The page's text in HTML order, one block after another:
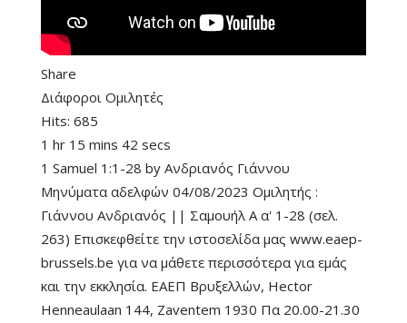
Share
Διάφοροι Ομιλητές
Hits: 685
1 hr 15 mins 42 secs
1 Samuel 1:1-28 by Ανδριανός Γιάννου
Μηνύματα αδελφών 04/08/2023 Ομιλητής :
Γιάννου Ανδριανός || Σαμουήλ Α α' 1-28 (σελ.
263) Επισκεφθείτε την ιστοσελίδα μας www.eaep-
brussels.be για να μάθετε περισσότερα για εμάς
και την εκκλησία. ΕΑΕΠ Βρυξελλών, Hector
Henneaulaan 144, Zaventem 1930 Πα 20.00-21.30